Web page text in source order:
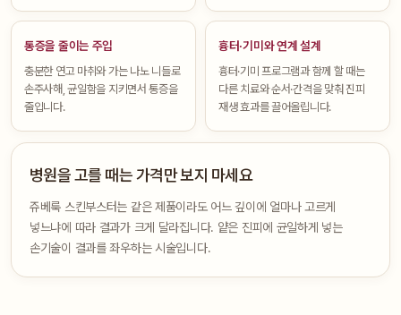
통증을 줄이는 주입
충분한 연고 마취와 가는 나노 니들로
손주사해, 균일함을 지키면서 통증을
줄입니다.
흉터·기미와 연계 설계
흉터·기미 프로그램과 함께 할 때는
다른 치료와 순서·간격을 맞춰 진피
재생 효과를 끌어올립니다.
병원을 고를 때는 가격만 보지 마세요
쥬베룩 스킨부스터는 같은 제품이라도 어느 깊이에 얼마나 고르게
넣느냐에 따라 결과가 크게 달라집니다. 얕은 진피에 균일하게 넣는
손기술이 결과를 좌우하는 시술입니다.